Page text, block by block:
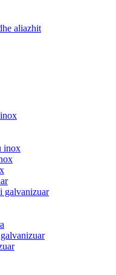
aliazhit
inox
galvanizuar